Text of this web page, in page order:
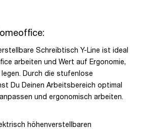
Schreibtisch Y-Line ist ideal
arbeiten und Wert auf Ergonomie,
Durch die stufenlose
Du Deinen Arbeitsbereich optimal
und ergonomisch arbeiten.
höhenverstellbaren